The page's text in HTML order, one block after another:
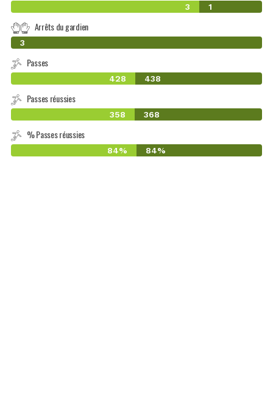
3 1
Arrêts du gardien
0
3
Passes
428 438
Passes réussies
358 368
% Passes réussies
84% 84%